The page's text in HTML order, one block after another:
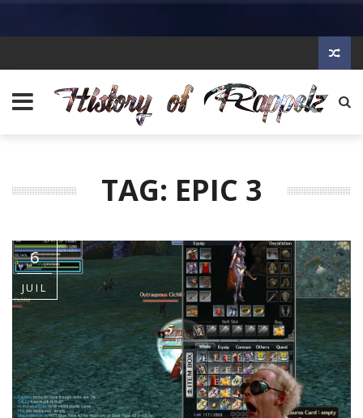
TAG: EPIC 3
6
JUIL